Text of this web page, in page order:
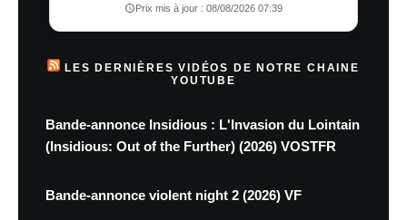
Prix mis à jour : 08/08/2026 07:39
LES DERNIÈRES VIDÉOS DE NOTRE CHAINE
YOUTUBE
Bande-annonce Insidious : L'Invasion du Lointain
(Insidious: Out of the Further) (2026) VOSTFR
Bande-annonce violent night 2 (2026) VF